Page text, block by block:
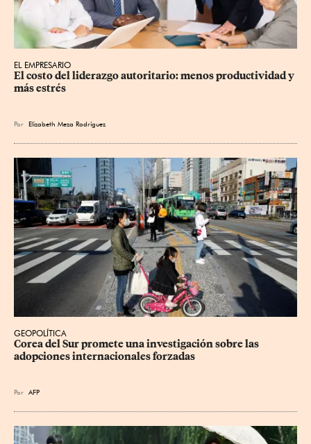
EL EMPRESARIO
El costo del liderazgo autoritario: menos productividad y
más estrés
Por Elizabeth Meza Rodríguez
GEOPOLÍTICA
Corea del Sur promete una investigación sobre las
adopciones internacionales forzadas
Por AFP